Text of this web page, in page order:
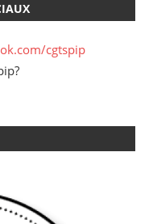
cgtspip